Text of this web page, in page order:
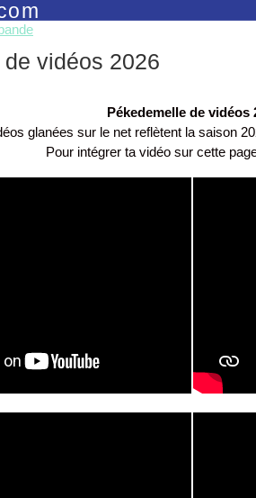
vidéos 2026
Pékedemelle de vidéos
glanées sur le net reflètent la saison
Pour intégrer ta vidéo sur cette